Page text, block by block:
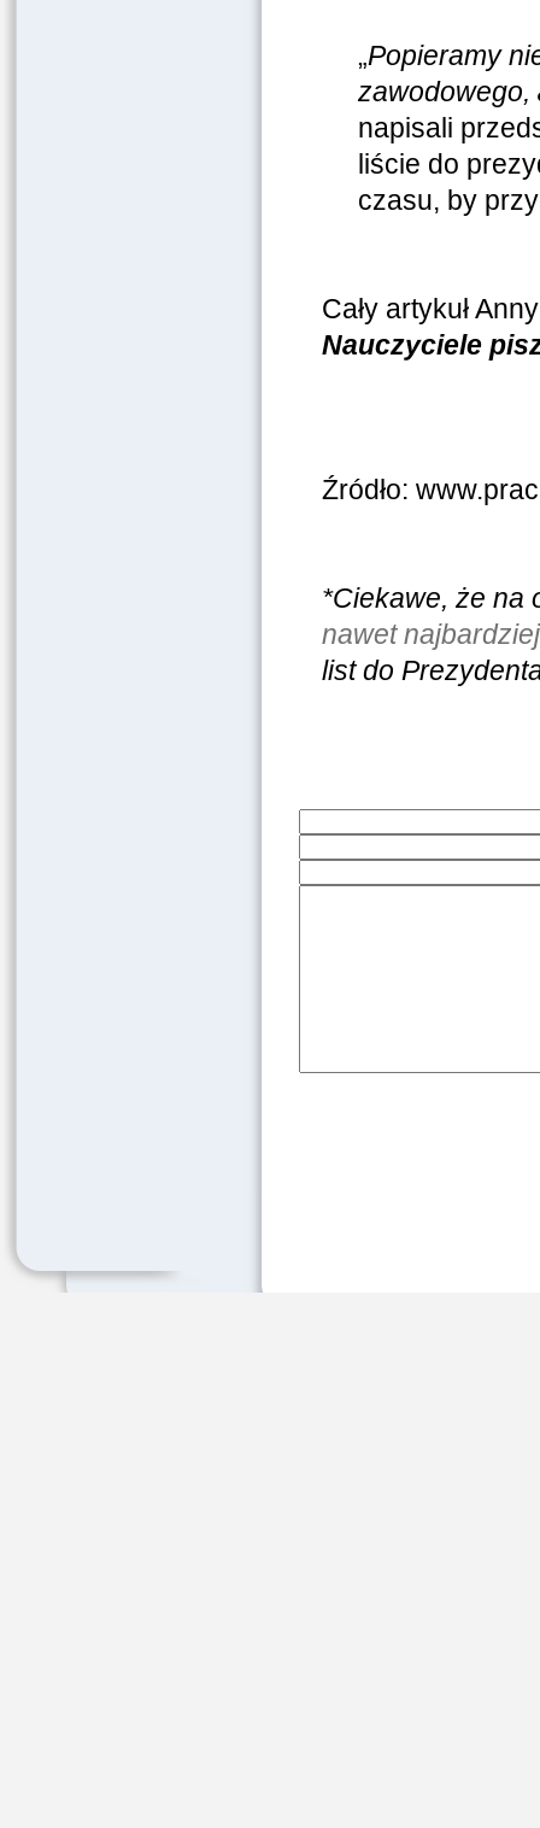
„Popieramy
zawodowego,
napisali
liście do
czasu, by
Cały artykuł
Nauczyciele
Źródło:
*Ciekawe, że na
nawet
list do